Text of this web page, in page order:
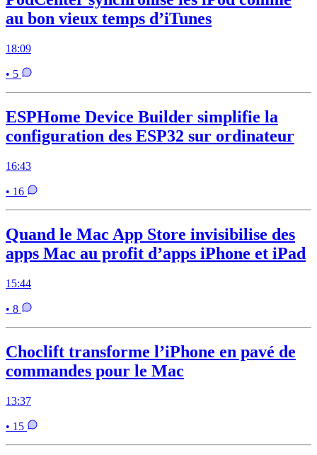
au bon vieux temps d’iTunes
18:09
• 5
ESPHome Device Builder simplifie la
configuration des ESP32 sur ordinateur
16:43
• 16
Quand le Mac App Store invisibilise des
apps Mac au profit d’apps iPhone et iPad
15:44
• 8
Choclift transforme l’iPhone en pavé de
commandes pour le Mac
13:37
• 15